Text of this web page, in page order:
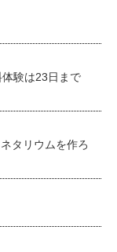
験は23日まで
タリウムを作ろ